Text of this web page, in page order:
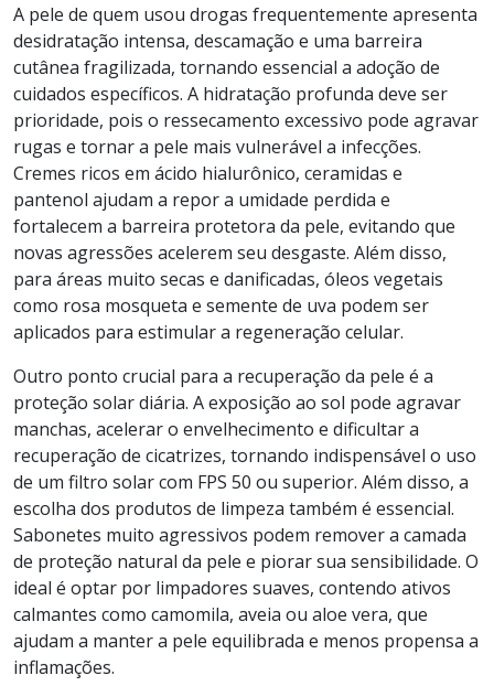
A pele de quem usou drogas frequentemente apresenta
desidratação intensa, descamação e uma barreira
cutânea fragilizada, tornando essencial a adoção de
cuidados específicos. A hidratação profunda deve ser
prioridade, pois o ressecamento excessivo pode agravar
rugas e tornar a pele mais vulnerável a infecções.
Cremes ricos em ácido hialurônico, ceramidas e
pantenol ajudam a repor a umidade perdida e
fortalecem a barreira protetora da pele, evitando que
novas agressões acelerem seu desgaste. Além disso,
para áreas muito secas e danificadas, óleos vegetais
como rosa mosqueta e semente de uva podem ser
aplicados para estimular a regeneração celular.
Outro ponto crucial para a recuperação da pele é a
proteção solar diária. A exposição ao sol pode agravar
manchas, acelerar o envelhecimento e dificultar a
recuperação de cicatrizes, tornando indispensável o uso
de um filtro solar com FPS 50 ou superior. Além disso, a
escolha dos produtos de limpeza também é essencial.
Sabonetes muito agressivos podem remover a camada
de proteção natural da pele e piorar sua sensibilidade. O
ideal é optar por limpadores suaves, contendo ativos
calmantes como camomila, aveia ou aloe vera, que
ajudam a manter a pele equilibrada e menos propensa a
inflamações.